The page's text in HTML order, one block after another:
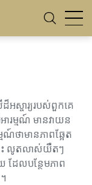
អស្ចារ្យរបស់ពួកគេ
ារម្មណ៍ មានវាយន
ណ៍ថាមានភាពឆ្អែត
ះ លូតលាស់យឺតៗ
ដែលបន្ថែមភាព